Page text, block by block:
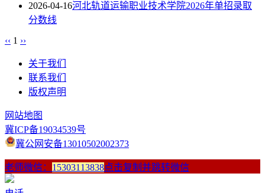
2026-04-16河北轨道运输职业技术学院2026年单招录取
分数线
‹‹ 1 ››
关于我们
联系我们
版权声明
网站地图
冀ICP备19034539号
冀公网安备13010502002373
老师微信： 15303113838点击复制并跳转微信